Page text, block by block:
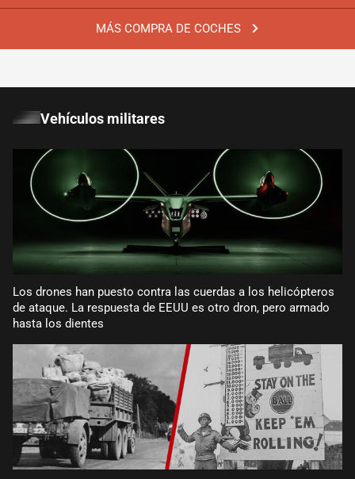
MÁS COMPRA DE COCHES
Vehículos militares
Los drones han puesto contra las cuerdas a los helicópteros
de ataque. La respuesta de EEUU es otro dron, pero armado
hasta los dientes